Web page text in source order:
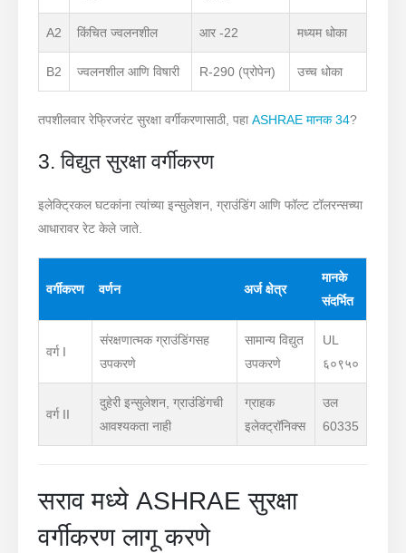
A2 किंचित ज्वलनशील आर -22 मध्यम धोका
B2 ज्वलनशील आणि विषारी R-290 (प्रोपेन) उच्च धोका
तपशीलवार रेफ्रिजरंट सुरक्षा वर्गीकरणासाठी, पहाASHRAE मानक 34?
3. विद्युत सुरक्षा वर्गीकरण
इलेक्ट्रिकल घटकांना त्यांच्या इन्सुलेशन, ग्राउंडिंग आणि फॉल्ट टॉलरन्सच्या
आधारावर रेट केले जाते.
वर्गीकरण वर्णन अर्ज क्षेत्र
मानके
संदर्भित
वर्ग I
संरक्षणात्मक ग्राउंडिंगसह
उपकरणे
सामान्य विद्युत
उपकरणे
UL
६०९५०
वर्ग II
दुहेरी इन्सुलेशन, ग्राउंडिंगची
आवश्यकता नाही
ग्राहक
इलेक्ट्रॉनिक्स
उल
60335
सराव मध्ये ASHRAE सुरक्षा
वर्गीकरण लागू करणे